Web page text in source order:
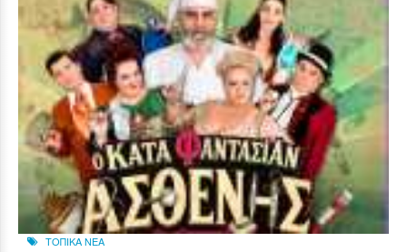
ΤΟΠΙΚΑ ΝΕΑ